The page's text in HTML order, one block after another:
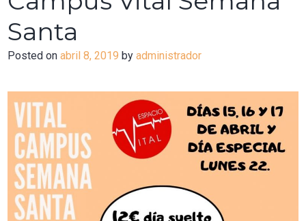
Santa
Posted onabril 8, 2019 byadministrador